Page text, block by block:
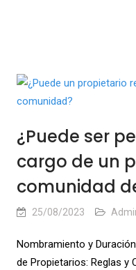
¿Puede ser
cargo de un
comunidad
25/08/2023
Nombramiento y
de Propietarios: Reglas y